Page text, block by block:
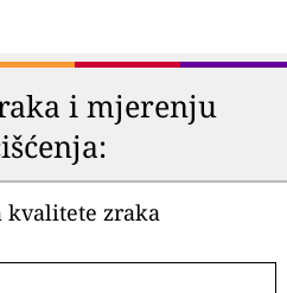
i mjerenju
kvalitete zraka